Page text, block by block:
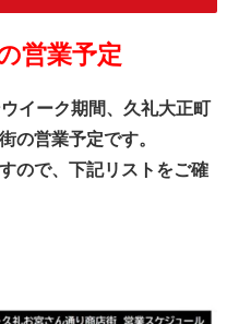
営業予定
イーク期間、久礼大正町
の営業予定です。
ので、下記リストをご確